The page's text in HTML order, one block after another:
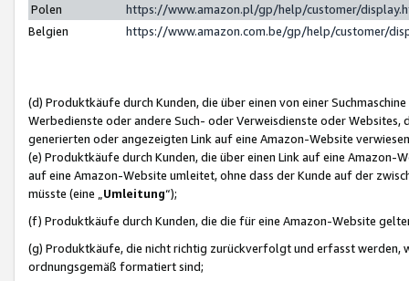
Polen
https://www.amazon.pl/gp/help/customer/
Belgien
https://www.amazon.com.be/gp/help/customer/
(d) Produktkäufe durch Kunden, die über einen von einer
Werbedienste oder andere Such- oder Verweisdienste oder Websites,
generierten oder angezeigten Link auf eine Amazon-Website
(e) Produktkäufe durch Kunden, die über einen Link auf eine
auf eine Amazon-Website umleitet, ohne dass der Kunde auf der
müsste (eine „ Umleitung“);
(f) Produktkäufe durch Kunden, die die für eine Amazon-Website
(g) Produktkäufe, die nicht richtig zurückverfolgt und erfasst werden,
ordnungsgemäß formatiert sind;